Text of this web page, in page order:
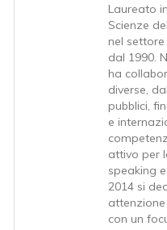
Laureato
Scienze
nel settore
dal 1990.
ha
diverse,
pubblici,
e
attivo per
speaking
2014 si
con un